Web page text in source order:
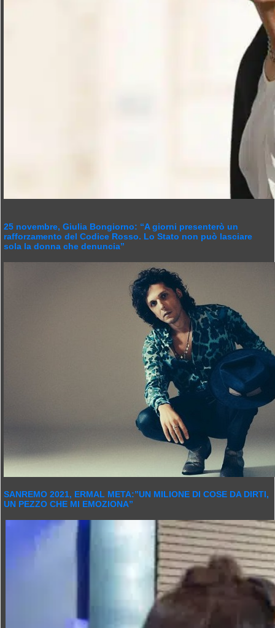
25 novembre, Giulia Bongiorno: “A giorni presenterò un
rafforzamento del Codice Rosso. Lo Stato non può lasciare
sola la donna che denuncia”
SANREMO 2021, ERMAL META:”UN MILIONE DI COSE DA DIRTI,
UN PEZZO CHE MI EMOZIONA”